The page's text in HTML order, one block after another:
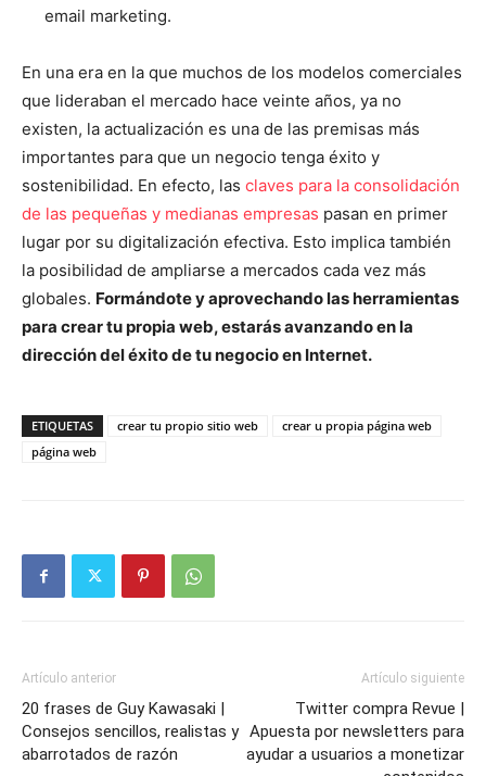
email marketing.
En una era en la que muchos de los modelos comerciales
que lideraban el mercado hace veinte años, ya no
existen, la actualización es una de las premisas más
importantes para que un negocio tenga éxito y
sostenibilidad. En efecto, las claves para la consolidación
de las pequeñas y medianas empresas pasan en primer
lugar por su digitalización efectiva. Esto implica también
la posibilidad de ampliarse a mercados cada vez más
globales. Formándote y aprovechando las herramientas
para crear tu propia web, estarás avanzando en la
dirección del éxito de tu negocio en Internet.
ETIQUETAS crear tu propio sitio web
crear u propia página web
página web
Artículo anterior
20 frases de Guy Kawasaki |
Consejos sencillos, realistas y
abarrotados de razón
Artículo siguiente
Twitter compra Revue |
Apuesta por newsletters para
ayudar a usuarios a monetizar